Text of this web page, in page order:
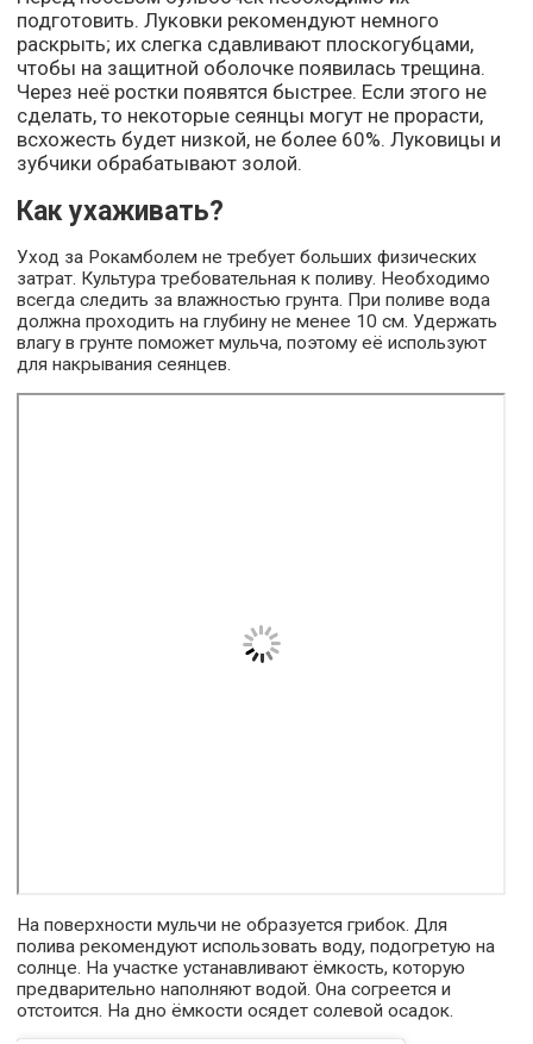
подготовить. Луковки рекомендуют немного
раскрыть; их слегка сдавливают плоскогубцами,
чтобы на защитной оболочке появилась трещина.
Через неё ростки появятся быстрее. Если этого не
сделать, то некоторые сеянцы могут не прорасти,
всхожесть будет низкой, не более 60%. Луковицы и
зубчики обрабатывают золой.
Как ухаживать?
Уход за Рокамболем не требует больших физических
затрат. Культура требовательная к поливу. Необходимо
всегда следить за влажностью грунта. При поливе вода
должна проходить на глубину не менее 10 см. Удержать
влагу в грунте поможет мульча, поэтому её используют
для накрывания сеянцев.
На поверхности мульчи не образуется грибок. Для
полива рекомендуют использовать воду, подогретую на
солнце. На участке устанавливают ёмкость, которую
предварительно наполняют водой. Она согреется и
отстоится. На дно ёмкости осядет солевой осадок.